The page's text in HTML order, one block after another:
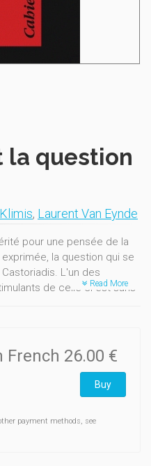
la question
, Laurent Van Eynde
pour une pensée de la
la question qui se
L'un des
de celle-ci est sans
juste et ce qui est injuste,
faire ou non – de telle
vivons dans une société
Read More
French 26.00 €
Buy
payment methods, see